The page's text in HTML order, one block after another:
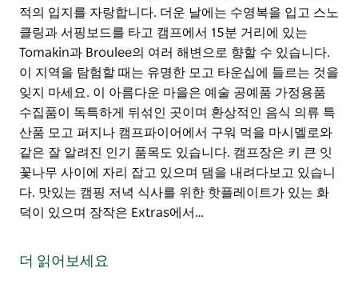
적의 입지를 자랑합니다. 더운 날에는 수영복을 입고 스노
클링과 서핑보드를 타고 캠프에서 15분 거리에 있는
Tomakin과 Broulee의 여러 해변으로 향할 수 있습니다.
이 지역을 탐험할 때는 유명한 모고 타운십에 들르는 것을
잊지 마세요. 이 아름다운 마을은 예술 공예품 가정용품
수집품이 독특하게 뒤섞인 곳이며 환상적인 음식 의류 특
산품 모고 퍼지나 캠프파이어에서 구워 먹을 마시멜로와
같은 잘 알려진 인기 품목도 있습니다. 캠프장은 키 큰 잇
꽃나무 사이에 자리 잡고 있으며 댐을 내려다보고 있습니
다. 맛있는 캠핑 저녁 식사를 위한 핫플레이트가 있는 화
덕이 있으며 장작은 Extras에서…
하고 있으며 서쪽에 Maulbrooks Mountain Bike Park와
더 읽어보세요